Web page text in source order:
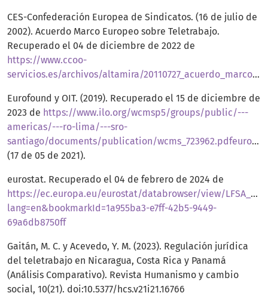
CES-Confederación Europea de Sindicatos. (16 de julio de
2002). Acuerdo Marco Europeo sobre Teletrabajo.
Recuperado el 04 de diciembre de 2022 de
https://www.ccoo-
servicios.es/archivos/altamira/20110727_acuerdo_marco_europeo_teletrabajo.pdf
Eurofound y OIT. (2019). Recuperado el 15 de diciembre de
2023 de https://www.ilo.org/wcmsp5/groups/public/---
americas/---ro-lima/---sro-
santiago/documents/publication/wcms_723962.pdfeurostat
(17 de 05 de 2021).
eurostat. Recuperado el 04 de febrero de 2024 de
https://ec.europa.eu/eurostat/databrowser/view/
lang=en&bookmarkId=1a955ba3-e7ff-42b5-9449-
69a6db8750ff
Gaitán, M. C. y Acevedo, Y. M. (2023). Regulación jurídica
del teletrabajo en Nicaragua, Costa Rica y Panamá
(Análisis Comparativo). Revista Humanismo y cambio
social, 10(21). doi:10.5377/hcs.v21i21.16766